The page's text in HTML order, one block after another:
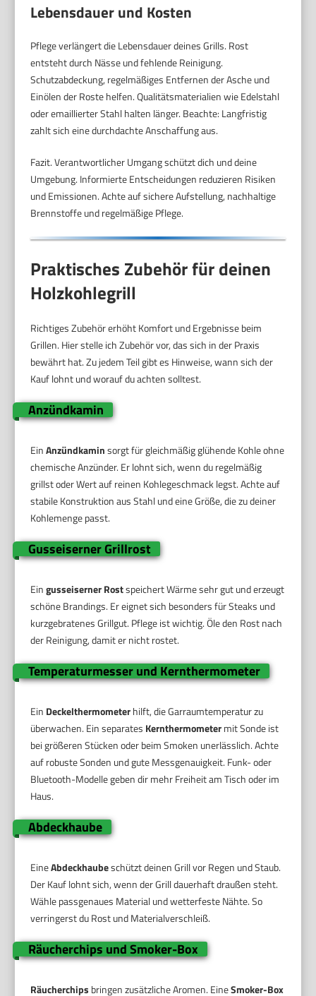
Lebensdauer und Kosten
Pflege verlängert die Lebensdauer deines Grills. Rost
entsteht durch Nässe und fehlende Reinigung.
Schutzabdeckung, regelmäßiges Entfernen der Asche und
Einölen der Roste helfen. Qualitätsmaterialien wie Edelstahl
oder emaillierter Stahl halten länger. Beachte: Langfristig
zahlt sich eine durchdachte Anschaffung aus.
Fazit. Verantwortlicher Umgang schützt dich und deine
Umgebung. Informierte Entscheidungen reduzieren Risiken
und Emissionen. Achte auf sichere Aufstellung, nachhaltige
Brennstoffe und regelmäßige Pflege.
Praktisches Zubehör für deinen
Holzkohlegrill
Richtiges Zubehör erhöht Komfort und Ergebnisse beim
Grillen. Hier stelle ich Zubehör vor, das sich in der Praxis
bewährt hat. Zu jedem Teil gibt es Hinweise, wann sich der
Kauf lohnt und worauf du achten solltest.
Anzündkamin
EinAnzündkaminsorgt für gleichmäßig glühende Kohle ohne
chemische Anzünder. Er lohnt sich, wenn du regelmäßig
grillst oder Wert auf reinen Kohlegeschmack legst. Achte auf
stabile Konstruktion aus Stahl und eine Größe, die zu deiner
Kohlemenge passt.
Gusseiserner Grillrost
Eingusseiserner Rostspeichert Wärme sehr gut und erzeugt
schöne Brandings. Er eignet sich besonders für Steaks und
kurzgebratenes Grillgut. Pflege ist wichtig. Öle den Rost nach
der Reinigung, damit er nicht rostet.
Temperaturmesser und Kernthermometer
Ein Deckelthermometerhilft, die Garraumtemperatur zu
überwachen. Ein separates Kernthermometermit Sonde ist
bei größeren Stücken oder beim Smoken unerlässlich. Achte
auf robuste Sonden und gute Messgenauigkeit. Funk- oder
Bluetooth-Modelle geben dir mehr Freiheit am Tisch oder im
Haus.
Abdeckhaube
EineAbdeckhaubeschützt deinen Grill vor Regen und Staub.
Der Kauf lohnt sich, wenn der Grill dauerhaft draußen steht.
Wähle passgenaues Material und wetterfeste Nähte. So
verringerst du Rost und Materialverschleiß.
Räucherchips und Smoker-Box
Räucherchips bringen zusätzliche Aromen. EineSmoker-Box